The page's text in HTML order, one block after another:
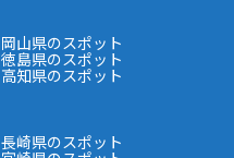
岡山県のスポット
徳島県のスポット
高知県のスポット
長崎県のスポット